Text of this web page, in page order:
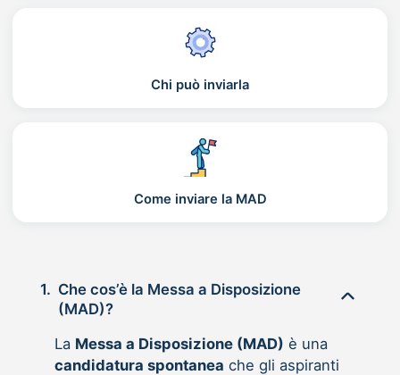
Chi può inviarla
Come inviare la MAD
1. Che cos’è la Messa a Disposizione
(MAD)?
La Messa a Disposizione (MAD) è una
candidatura spontanea che gli aspiranti